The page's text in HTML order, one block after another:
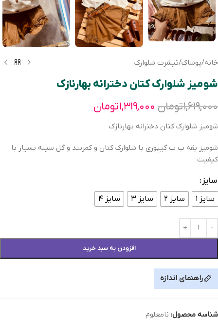
خانه/پوشاک/تیشرت شلوارک
شومیز شلوارک کتان دخترانه بهارنازک
۱,۶۱۹,۰۰۰تومان ۱,۳۱۹,۰۰۰تومان
شومیز شلوارک کتان دخترانه بهارنازک
شومیز یقه ب ب گیپوری با شلوارک کتان و کمربند و گل سینه بسیار با
کیفیت
سایز
سایز ۱
سایز ۲ سایز ۳ سایز ۴
افزودن به سبد خرید
راهنمای اندازه
شناسه محصول: نامعلوم